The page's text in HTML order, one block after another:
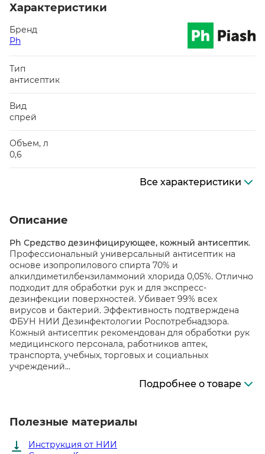
Характеристики
Бренд
Ph
Тип
антисептик
Вид
спрей
Объем, л
0,6
Все характеристики
Описание
Ph Средство дезинфицирующее, кожный антисептик.
Профессиональный универсальный антисептик на
основе изопропилового спирта 70% и
алкилдиметилбензиламмоний хлорида 0,05%. Отлично
подходит для обработки рук и для экспресс-
дезинфекции поверхностей. Убивает 99% всех
вирусов и бактерий. Эффективность подтверждена
ФБУН НИИ Дезинфектологии Роспотребнадзора.
Кожный антисептик рекомендован для обработки рук
медицинского персонала, работников аптек,
транспорта, учебных, торговых и социальных
учреждений...
Подробнее о товаре
Полезные материалы
Инструкция от НИИ